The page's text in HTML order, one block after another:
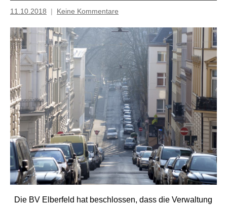
11.10.2018
Inge
Grau
Keine Kommentare
Die BV Elberfeld hat beschlossen, dass die Verwaltung